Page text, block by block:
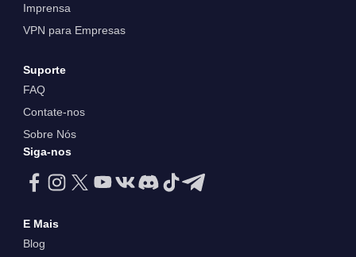
Imprensa
VPN para Empresas
Suporte
FAQ
Contate-nos
Sobre Nós
Siga-nos
E Mais
Blog